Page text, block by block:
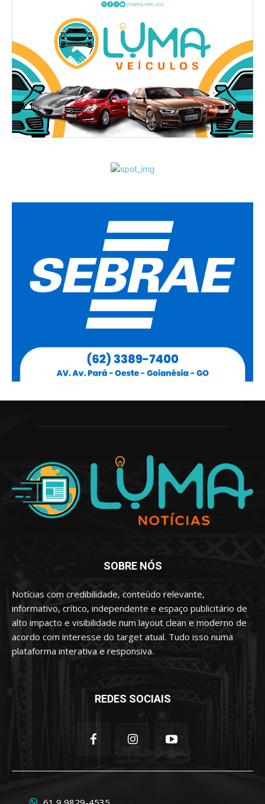
SOBRE NÓS
Notícias com credibilidade, conteúdo relevante,
informativo, crítico, independente e espaço publicitário de
alto impacto e visibilidade num layout clean e moderno de
acordo com interesse do target atual. Tudo isso numa
plataforma interativa e responsiva.
REDES SOCIAIS